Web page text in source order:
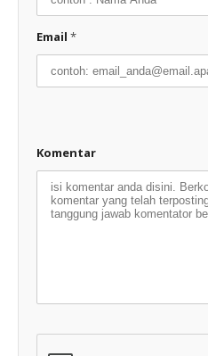
Email *
Komentar